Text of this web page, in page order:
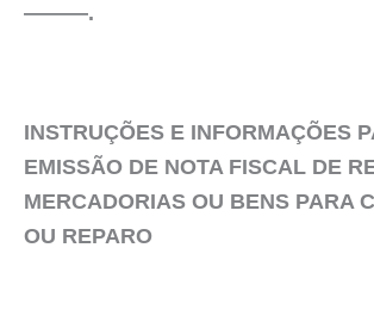
———.
INSTRUÇÕES E INFORMAÇÕES
EMISSÃO DE NOTA FISCAL DE
MERCADORIAS OU BENS PARA
OU REPARO